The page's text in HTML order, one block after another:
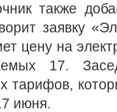
также
заявку
цену на
17.
тарифов,
июня.